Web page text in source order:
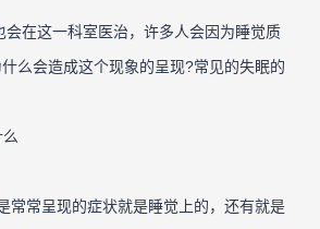
在这一科室医治，许多人会因为睡觉质
么会造成这个现象的呈现?常见的失眠的
常呈现的症状就是睡觉上的，还有就是